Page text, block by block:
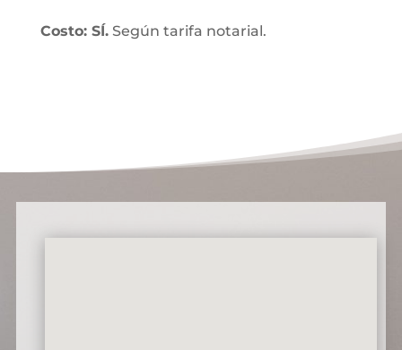
Costo: SÍ.Según tarifa notarial.